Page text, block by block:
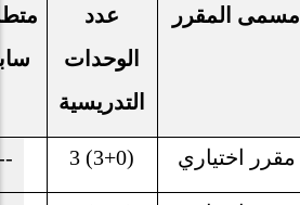
مسمى المقرر
عدد
الوحدات
التدريسية
مقرر اختياري 3 (3+0)